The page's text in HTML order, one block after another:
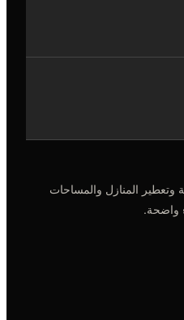
المنازل والمساحات
واضحة.